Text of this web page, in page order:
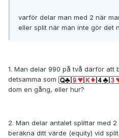
varför delar man med 2 när
eller split när man inte gör det
1. Man delar 990 på två därför att
detsamma som
dom en gång, eller hur?
2. Man delar antalet splittar med
beräkna ditt värde (equity) vid